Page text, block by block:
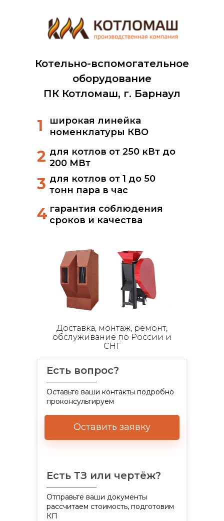
1
2
3
4
для котлов от 250 кВт до
200 МВт
для котлов от 1 до 50
тонн пара в час
гарантия соблюдения
сроков и качества
широкая линейка
номенклатуры КВО
Котельно-вспомогательное
оборудование
ПК Котломаш, г. Барнаул
Доставка, монтаж, ремонт,
обслуживание по России и
СНГ
Есть вопрос?
Оставьте ваши контакты подробно
проконсультируем
Есть ТЗ или чертёж?
Отправьте ваши документы
рассчитаем стоимость, подготовим
КП
Оставить заявку